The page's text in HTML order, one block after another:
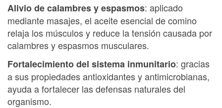
Alivio de calambres y espasmos: aplicado
mediante masajes, el aceite esencial de comino
relaja los músculos y reduce la tensión causada por
calambres y espasmos musculares.
Fortalecimiento del sistema inmunitario: gracias
a sus propiedades antioxidantes y antimicrobianas,
ayuda a fortalecer las defensas naturales del
organismo.